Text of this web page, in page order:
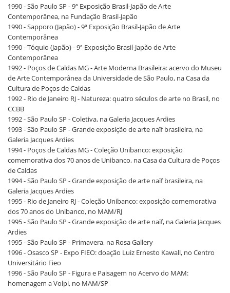
1990 - São Paulo SP - 9ª Exposição Brasil-Japão de Arte
Contemporânea, na Fundação Brasil-Japão
1990 - Sapporo (Japão) - 9ª Exposição Brasil-Japão de Arte
Contemporânea
1990 - Tóquio (Japão) - 9ª Exposição Brasil-Japão de Arte
Contemporânea
1992 - Poços de Caldas MG - Arte Moderna Brasileira: acervo do Museu
de Arte Contemporânea da Universidade de São Paulo, na Casa da
Cultura de Poços de Caldas
1992 - Rio de Janeiro RJ - Natureza: quatro séculos de arte no Brasil, no
CCBB
1992 - São Paulo SP - Coletiva, na Galeria Jacques Ardies
1993 - São Paulo SP - Grande exposição de arte naïf brasileira, na
Galeria Jacques Ardies
1994 - Poços de Caldas MG - Coleção Unibanco: exposição
comemorativa dos 70 anos de Unibanco, na Casa da Cultura de Poços
de Caldas
1994 - São Paulo SP - Grande exposição de arte naïf brasileira, na
Galeria Jacques Ardies
1995 - Rio de Janeiro RJ - Coleção Unibanco: exposição comemorativa
dos 70 anos do Unibanco, no MAM/RJ
1995 - São Paulo SP - Grande exposição de arte naïf, na Galeria Jacques
Ardies
1995 - São Paulo SP - Primavera, na Rosa Gallery
1996 - Osasco SP - Expo FIEO: doação Luiz Ernesto Kawall, no Centro
Universitário Fieo
1996 - São Paulo SP - Figura e Paisagem no Acervo do MAM:
homenagem a Volpi, no MAM/SP